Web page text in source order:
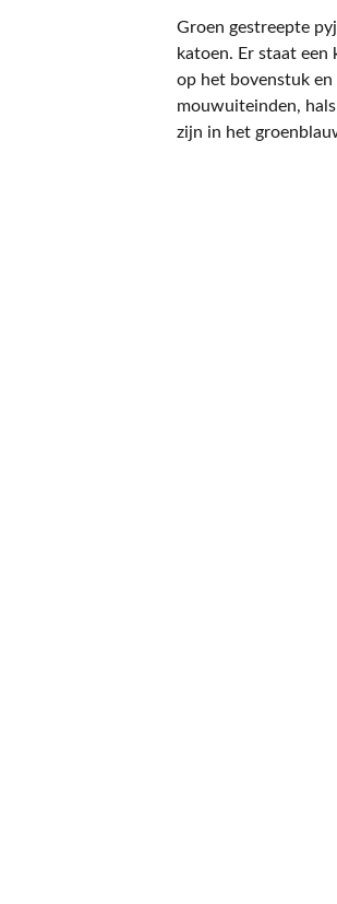
Groen gestreepte
katoen. Er staat
op het bovenstuk en
mouwuiteinden,
zijn in het